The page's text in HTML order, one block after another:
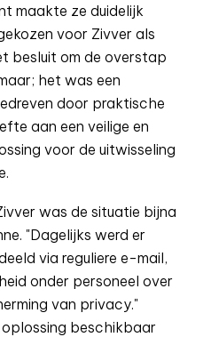
maakte ze duidelijk
voor Zivver als
besluit om de overstap
het was een
door praktische
aan een veilige en
voor de uitwisseling
was de situatie bijna
"Dagelijks werd er
via reguliere e-mail,
onder personeel over
van privacy."
oplossing beschikbaar